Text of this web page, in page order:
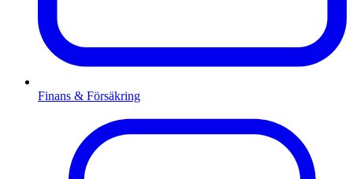
Finans & Försäkring